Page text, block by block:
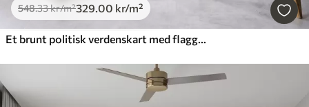
548.33kr/m²329.00 kr/m²
Et brunt politisk verdenskart med flagg på engelsk